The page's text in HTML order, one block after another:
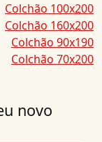
Colchão 100x200
Colchão 160x200
Colchão 90x190
Colchão 70x200
novo